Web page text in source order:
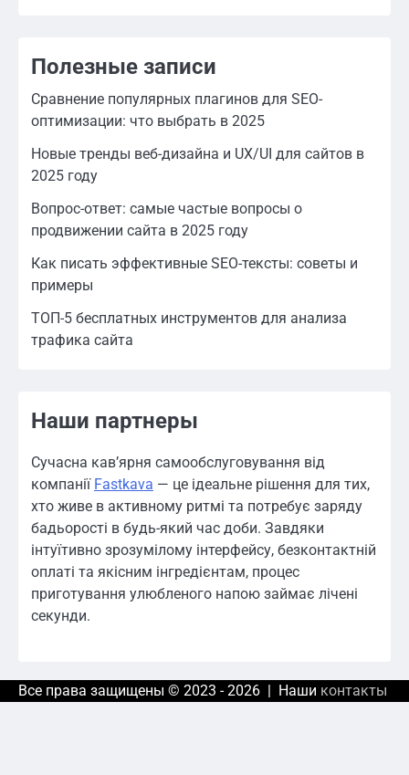
Полезные записи
Сравнение популярных плагинов для SEO-
оптимизации: что выбрать в 2025
Новые тренды веб-дизайна и UX/UI для сайтов в
2025 году
Вопрос-ответ: самые частые вопросы о
продвижении сайта в 2025 году
Как писать эффективные SEO-тексты: советы и
примеры
ТОП-5 бесплатных инструментов для анализа
трафика сайта
Наши партнеры
Сучасна кав’ярня самообслуговування від
компанії Fastkava — це ідеальне рішення для тих,
хто живе в активному ритмі та потребує заряду
бадьорості в будь-який час доби. Завдяки
інтуїтивно зрозумілому інтерфейсу, безконтактній
оплаті та якісним інгредієнтам, процес
приготування улюбленого напою займає лічені
секунди.
Все права защищены © 2023 - 2026 | Наши контакты